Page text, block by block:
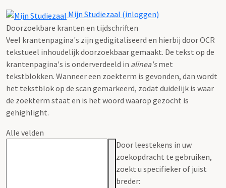
Mijn Studiezaal (inloggen)
Doorzoekbare kranten en tijdschriften
Veel krantenpagina's zijn gedigitaliseerd en hierbij door OCR
tekstueel inhoudelijk doorzoekbaar gemaakt. De tekst op de
krantenpagina's is onderverdeeld in alinea'smet
tekstblokken. Wanneer een zoekterm is gevonden, dan wordt
het tekstblok op de scan gemarkeerd, zodat duidelijk is waar
de zoekterm staat en is het woord waarop gezocht is
gehighlight.
Alle velden
Door leestekens in uw
zoekopdracht te gebruiken,
zoekt u specifieker of juist
breder: